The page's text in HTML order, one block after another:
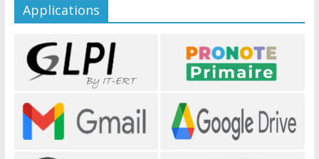
Applications